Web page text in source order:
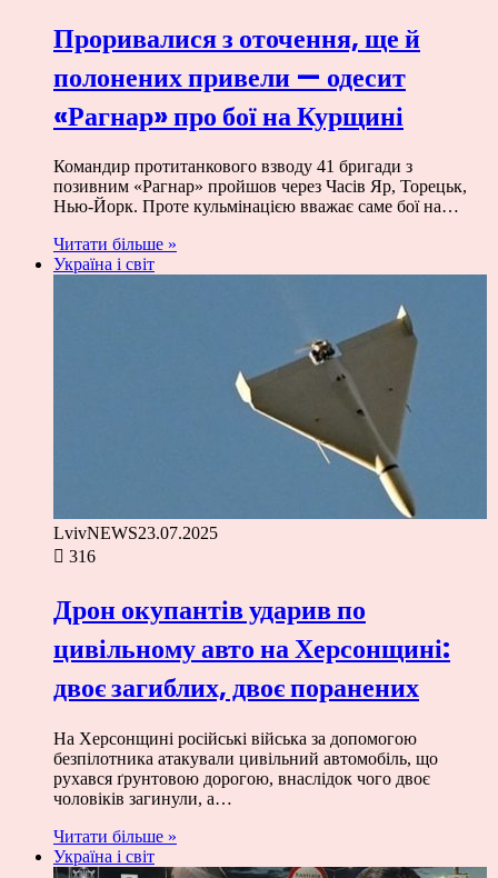
Проривалися з оточення, ще й
полонених привели — одесит
«Рагнар» про бої на Курщині
Командир протитанкового взводу 41 бригади з
позивним «Рагнар» пройшов через Часів Яр, Торецьк,
Нью-Йорк. Проте кульмінацією вважає саме бої на…
Читати більше »
Україна і світ
LvivNEWS23.07.2025
316
Дрон окупантів ударив по
цивільному авто на Херсонщині:
двоє загиблих, двоє поранених
На Херсонщині російські війська за допомогою
безпілотника атакували цивільний автомобіль, що
рухався ґрунтовою дорогою, внаслідок чого двоє
чоловіків загинули, а…
Читати більше »
Україна і світ